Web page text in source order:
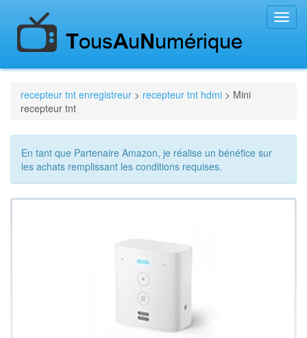
recepteur tnt enregistreur > recepteur tnt hdmi > Mini
recepteur tnt
En tant que Partenaire Amazon, je réalise un bénéfice sur
les achats remplissant les conditions requises.